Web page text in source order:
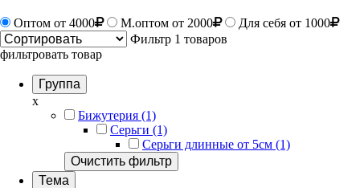
Оптом от 4000 М.оптом от 2000
Для себя от 1000
Фильтр 1 товаров
фильтровать товар
Группа
x
Бижутерия (1)
Серьги (1)
Серьги длинные от 5см (1)
Очистить фильтр
Тема